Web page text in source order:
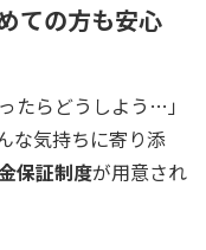
ての方も安心
たらどうしよう…」
な気持ちに寄り添
保証制度が用意され